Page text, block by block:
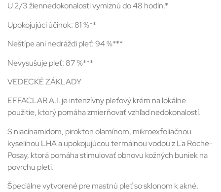
U 2/3 žiennedokonalosti vymiznú do 48 hodín.*
Upokojujúci účinok: 81 %**
Neštípe ani nedráždi pleť: 94 %***
Nevysušuje pleť: 87 %***
VEDECKÉ ZÁKLADY
EFFACLAR A.I. je intenzívny pleťový krém na lokálne
použitie, ktorý pomáha zmierňovať vzhľad nedokonalostí.
S niacínamidom, pirokton olamínom, mikroexfoliačnou
kyselinou LHA a upokojujúcou termálnou vodou z La Roche-
Posay, ktorá pomáha stimulovať obnovu kožných buniek na
povrchu pleti.
Špeciálne vytvorené pre mastnú pleť so sklonom k akné.